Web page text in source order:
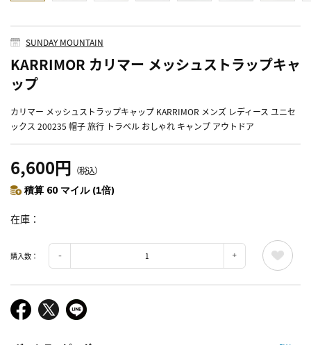
SUNDAY MOUNTAIN
KARRIMOR カリマー メッシュストラップキャ
ップ
カリマー メッシュストラップキャップ KARRIMOR メンズ レディース ユニセ
ックス 200235 帽子 旅行 トラベル おしゃれ キャンプ アウトドア
6,600円 （税込）
積算 60 マイル (1倍)
在庫
購入数：